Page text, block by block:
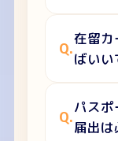
Q.
在留
ばいい
Q.
パス
届出は